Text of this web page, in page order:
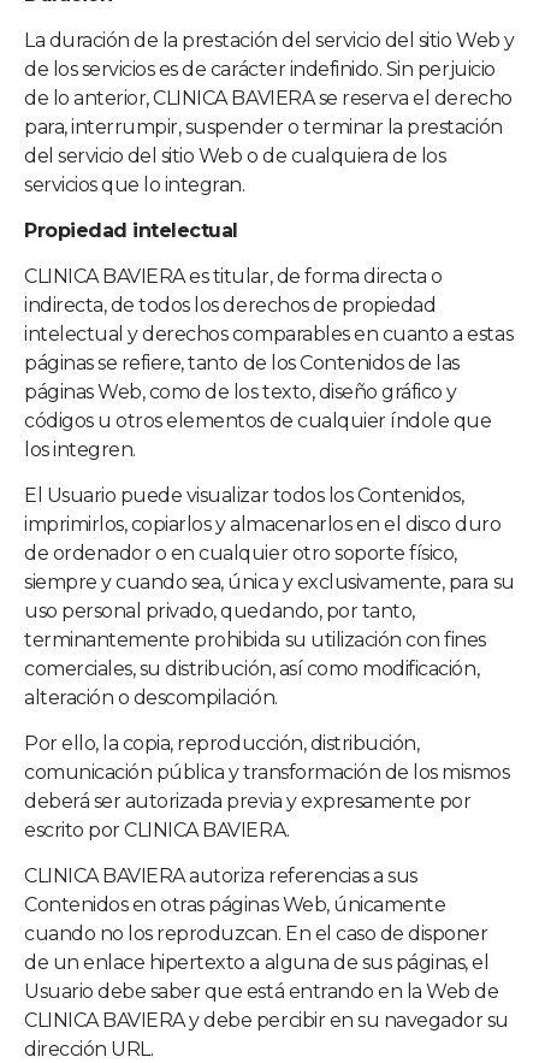
La duración de la prestación del servicio del sitio Web y
de los servicios es de carácter indefinido. Sin perjuicio
de lo anterior,CLINICA BAVIERAse reserva el derecho
para, interrumpir, suspender o terminar la prestación
del servicio del sitio Web o de cualquiera de los
servicios que lo integran.
Propiedad intelectual
CLINICA BAVIERAes titular, de forma directa o
indirecta, de todos los derechos de propiedad
intelectual y derechos comparables en cuanto a estas
páginas se refiere, tanto de los Contenidos de las
páginas Web, como de los texto, diseño gráfico y
códigos u otros elementos de cualquier índole que
los integren.
El Usuario puede visualizar todos los Contenidos,
imprimirlos, copiarlos y almacenarlos en el disco duro
de ordenador o en cualquier otro soporte físico,
siempre y cuando sea, única y exclusivamente, para su
uso personal privado, quedando, por tanto,
terminantemente prohibida su utilización con fines
comerciales, su distribución, así como modificación,
alteración o descompilación.
Por ello, la copia, reproducción, distribución,
comunicación pública y transformación de los mismos
deberá ser autorizada previa y expresamente por
escrito porCLINICA BAVIERA.
CLINICA BAVIERAautoriza referencias a sus
Contenidos en otras páginas Web, únicamente
cuando no los reproduzcan. En el caso de disponer
de un enlace hipertexto a alguna de sus páginas, el
Usuario debe saber que está entrando en la Web de
CLINICA BAVIERAy debe percibir en su navegador su
dirección URL.